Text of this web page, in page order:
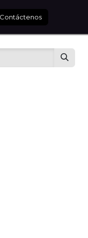
Contáctenos